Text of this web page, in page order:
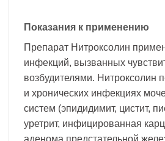
Показания к применению
Препарат Нитроксолин
инфекций, вызванных
возбудителями. Нитроксолин
и хронических инфекциях
систем (эпидидимит, цистит,
уретрит, инфицированная